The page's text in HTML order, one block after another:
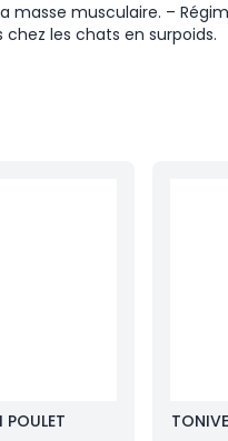
musculaire. –
les chats en surpoids.